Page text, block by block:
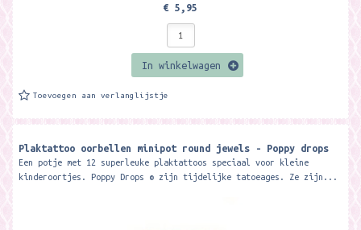
€ 5,95
In winkelwagen
Toevoegen aan verlanglijstje
Plaktattoo oorbellen minipot round jewels - Poppy drops
Een potje met 12 superleuke plaktattoos speciaal voor kleine
kinderoortjes. Poppy Drops ® zijn tijdelijke tatoeages. Ze zijn...